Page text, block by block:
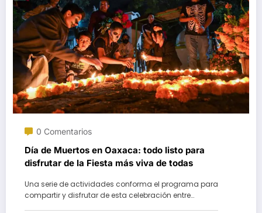
0 Comentarios
Día de Muertos en Oaxaca: todo listo para
disfrutar de la Fiesta más viva de todas
Una serie de actividades conforma el programa para
compartir y disfrutar de esta celebración entre…